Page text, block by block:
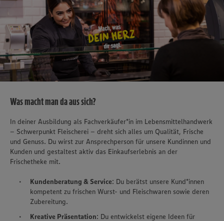
Was macht man da aus sich?
In deiner Ausbildung als Fachverkäufer*in im Lebensmittelhandwerk
– Schwerpunkt Fleischerei – dreht sich alles um Qualität, Frische
und Genuss. Du wirst zur Ansprechperson für unsere Kundinnen und
Kunden und gestaltest aktiv das Einkaufserlebnis an der
Frischetheke mit.
Kundenberatung & Service: Du berätst unsere Kund*innen
kompetent zu frischen Wurst- und Fleischwaren sowie deren
Zubereitung.
Kreative Präsentation: Du entwickelst eigene Ideen für